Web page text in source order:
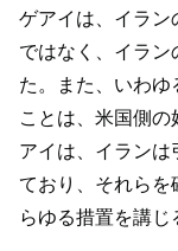
ゲアイは、イラ
ではなく、イラ
た。また、いわ
ことは、米国側
アイは、イラン
ており、それらを
らゆる措置を講じ